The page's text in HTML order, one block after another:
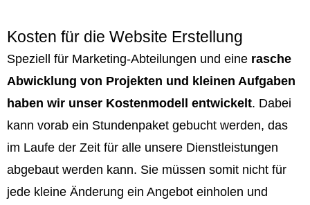
Kosten für die Website Erstellung
Speziell für Marketing-Abteilungen und eine rasche
Abwicklung von Projekten und kleinen Aufgaben
haben wir unser Kostenmodell entwickelt. Dabei
kann vorab ein Stundenpaket gebucht werden, das
im Laufe der Zeit für alle unsere Dienstleistungen
abgebaut werden kann. Sie müssen somit nicht für
jede kleine Änderung ein Angebot einholen und